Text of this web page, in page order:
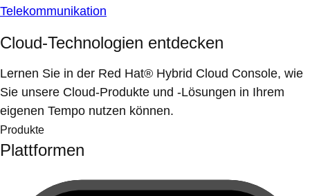
Telekommunikation
Cloud-Technologien entdecken
Lernen Sie in der Red Hat® Hybrid Cloud Console, wie
Sie unsere Cloud-Produkte und -Lösungen in Ihrem
eigenen Tempo nutzen können.
Produkte
Plattformen